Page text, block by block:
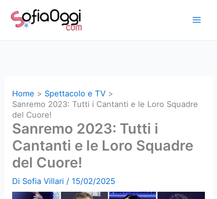
Home
Spettacolo e TV
Sanremo 2023: Tutti i Cantanti e le Loro Squadre
del Cuore!
Sanremo 2023: Tutti i
Cantanti e le Loro Squadre
del Cuore!
Di Sofia Villari / 15/02/2025